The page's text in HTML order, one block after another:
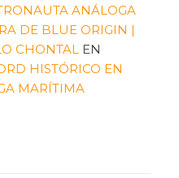
ANÁLOGA
DE BLUE ORIGIN |
CHONTAL EN
HISTÓRICO EN
MARÍTIMA